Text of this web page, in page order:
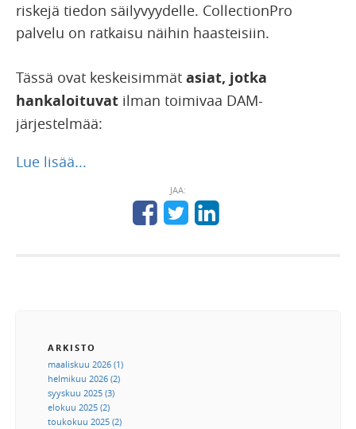
riskejä tiedon säilyvyydelle. CollectionPro
palvelu on ratkaisu näihin haasteisiin.
Tässä ovat keskeisimmät asiat, jotka
hankaloituvat ilman toimivaa DAM-
järjestelmää:
Lue lisää...
JAA:
ARKISTO
maaliskuu 2026 (1)
helmikuu 2026 (2)
syyskuu 2025 (3)
elokuu 2025 (2)
toukokuu 2025 (2)